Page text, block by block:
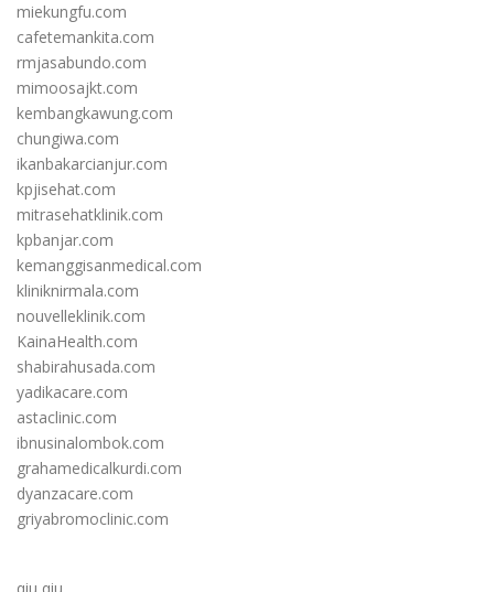
miekungfu.com
cafetemankita.com
rmjasabundo.com
mimoosajkt.com
kembangkawung.com
chungiwa.com
ikanbakarcianjur.com
kpjisehat.com
mitrasehatklinik.com
kpbanjar.com
kemanggisanmedical.com
kliniknirmala.com
nouvelleklinik.com
KainaHealth.com
shabirahusada.com
yadikacare.com
astaclinic.com
ibnusinalombok.com
grahamedicalkurdi.com
dyanzacare.com
griyabromoclinic.com